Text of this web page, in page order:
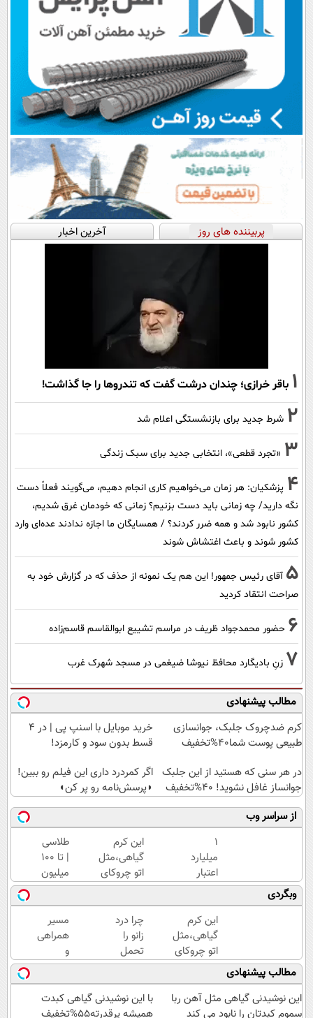
پربیننده های روز آخرین اخبار
1 باقر خرازی؛ چندان درشت گفت که تندروها را جا گذاشت!
2 شرط جدید برای بازنشستگی اعلام شد
3 «تجرد قطعی»، انتخابی جدید برای سبک زندگی
4 پزشکیان: هر زمان می‌خواهیم کاری انجام دهیم، می‌گویند فعلاً دست
نگه دارید/ چه زمانی باید دست بزنیم؟ زمانی که خودمان غرق شدیم،
کشور نابود شد و همه ضرر کردند؟ / همسایگان ما اجازه ندادند عده‌ای وارد
کشور شوند و باعث اغتشاش شوند
5 آقای رئیس جمهور! این هم یک نمونه از حذف که در گزارش خود به
صراحت انتقاد کردید
6 حضور محمدجواد ظریف در مراسم تشییع ابوالقاسم قاسم‌زاده
7 زنِ بادیگارد محافظ نیوشا ضیغمی در مسجد شهرک غرب
مطالب پیشنهادی
کرم ضدچروک جلبک، جوانسازی
طبیعی پوست شما40%تخفیف
خرید موبایل با اسنپ پی | در ۴
قسط بدون سود و کارمزد!
در هر سنی که هستید از این جلبک
جوانساز غافل نشوید! 40%تخفیف
اگر کمردرد داری این فیلم رو ببین!
◗پرسش‌نامه رو پر کن◖
از سراسر وب
۱
میلیارد
اعتبار
خرید
طلا |
بدون
ضامن
و چک
این کرم
گیاهی،مثل
اتو چروکای
پوستتوصاف
میکنه!50%تخفیف
طلاسی
| تا 100
میلیون
وام
آنی
خرید
طلا💰
ثبت
نام
کن!
وبگردی
این کرم
گیاهی،مثل
اتو چروکای
پوستتوصاف
میکنه!50%تخفیف
چرا درد
زانو را
تحمل
می‌کنی؟
خیلی
ساده
درمنزل
مسیر
همراهی
و
گزارش
عملکرد
گروه
اسنپ
مطالب پیشنهادی
این نوشیدنی گیاهی مثل آهن ربا
سموم کبدتان را نابود می کند
با این نوشیدنی گیاهی کبدت
همیشه پرقدرته55%تخفیف